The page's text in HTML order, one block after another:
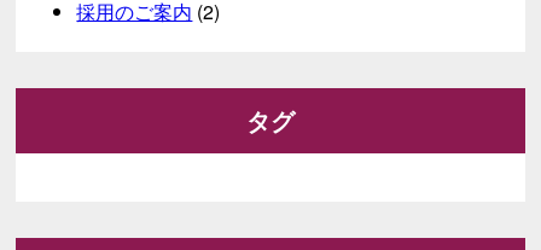
採用のご案内 (2)
タグ